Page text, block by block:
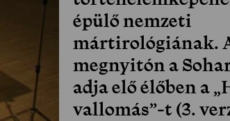
épülő nemzeti
mártirológiának.
megnyitón a
adja elő élőben a
vallomás”-t (3.